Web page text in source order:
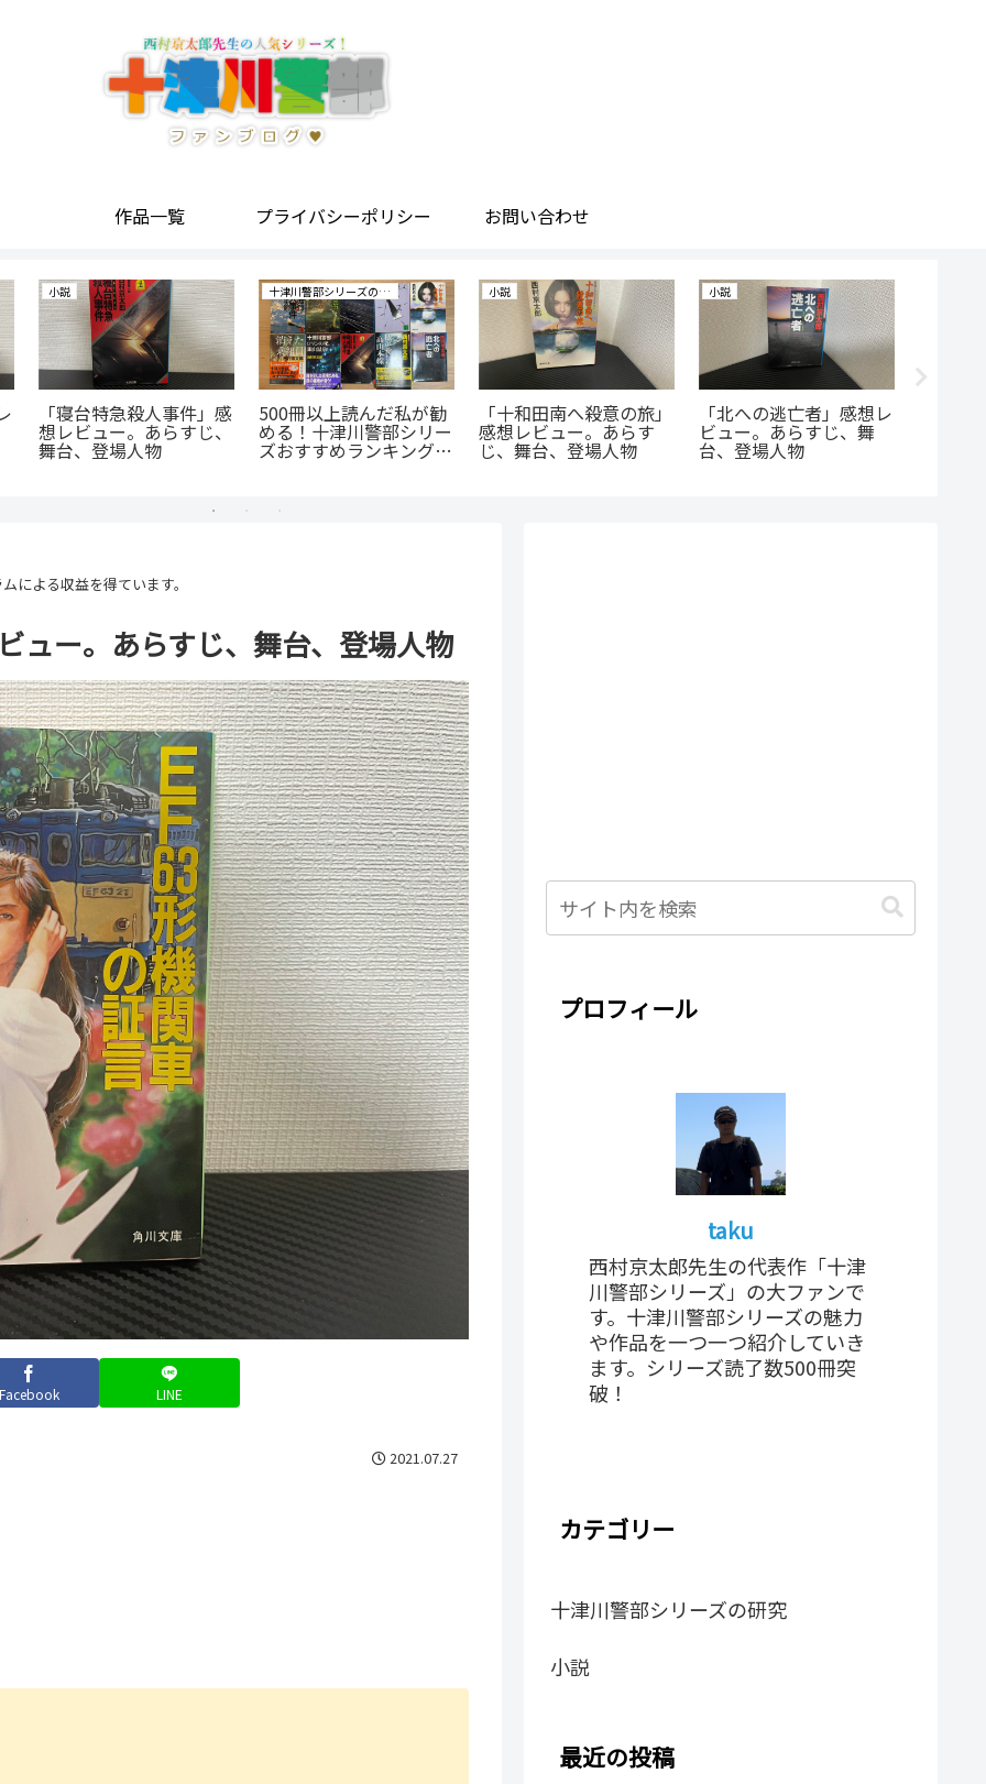
作品一覧 プライバシーポリシー お問い合わせ
小説
「寝台特急殺人事件」感
想レビュー。あらすじ、
舞台、登場人物
十津川警部シリーズの研究
500冊以上読んだ私が勧
める！十津川警部シリー
ズおすすめランキングベ
小説
「十和田南へ殺意の旅」
感想レビュー。あらす
じ、舞台、登場人物
小説
「北への逃亡者」感想レ
ビュー。あらすじ、舞
台、登場人物
による収益を得ています。
ュー。あらすじ、舞台、登場人物
LINE
2021.07.27
プロフィール
taku
西村京太郎先生の代表作「十津
川警部シリーズ」の大ファンで
す。十津川警部シリーズの魅力
や作品を一つ一つ紹介していき
ます。シリーズ読了数500冊突
破！
カテゴリー
十津川警部シリーズの研究
小説
最近の投稿